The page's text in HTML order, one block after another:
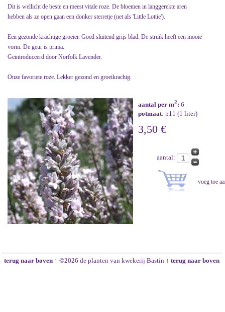
Dit is wellicht de beste en meest vitale roze. De bloemen in langgerekte aren
hebben als ze open gaan een donker sterretje (net als 'Little Lottie').
Een gezonde krachtige groeier. Goed sluitend grijs blad. De struik heeft een mooie
vorm. De geur is prima.
Geïntroduceerd door Norfolk Lavender.
Onze favoriete roze. Lekker gezond en groeikrachig.
aantal per m2: 6
potmaat: p11 (1 liter)
3,50 €
aantal:
terug naar boven ↑ ©2026 de planten van kwekerij Bastin ↑ terug naar boven